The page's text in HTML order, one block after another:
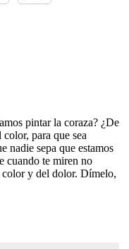
pintar la coraza? ¿De
para que sea
nadie sepa que estamos
cuando te miren no
color y del dolor. Dímelo,